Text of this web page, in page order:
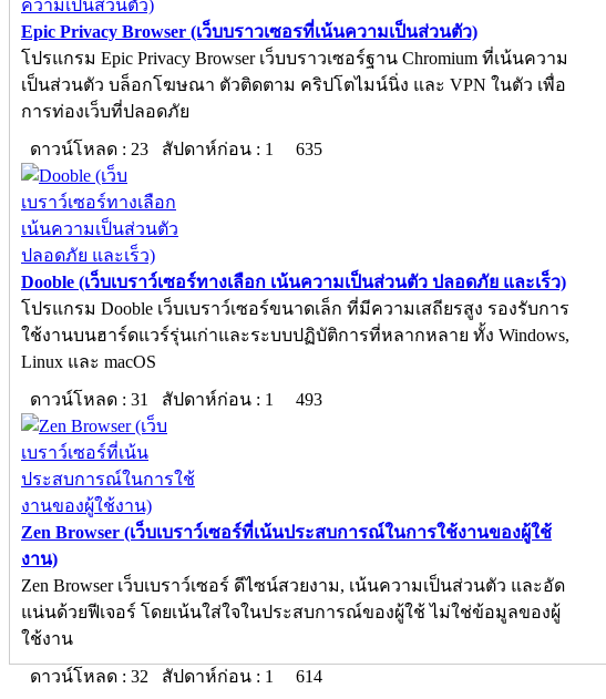
Epic Privacy Browser (เว็บบราวเซอรที่เน้นความเป็นส่วนตัว)
โปรแกรม Epic Privacy Browser เว็บบราวเซอร์ฐาน Chromium ที่เน้นความ
เป็นส่วนตัว บล็อกโฆษณา ตัวติดตาม คริปโตไมน์นิ่ง และ VPN ในตัว เพื่อ
การท่องเว็บที่ปลอดภัย
ดาวน์โหลด : 23 สัปดาห์ก่อน : 1
635
Dooble (เว็บเบราว์เซอร์ทางเลือก เน้นความเป็นส่วนตัว ปลอดภัย และเร็ว)
โปรแกรม Dooble เว็บเบราว์เซอร์ขนาดเล็ก ที่มีความเสถียรสูง รองรับการ
ใช้งานบนฮาร์ดแวร์รุ่นเก่าและระบบปฏิบัติการที่หลากหลาย ทั้ง Windows,
Linux และ macOS
ดาวน์โหลด : 31 สัปดาห์ก่อน : 1
493
Zen Browser (เว็บเบราว์เซอร์ที่เน้นประสบการณ์ในการใช้งานของผู้ใช้
งาน)
Zen Browser เว็บเบราว์เซอร์ ดีไซน์สวยงาม, เน้นความเป็นส่วนตัว และอัด
แน่นด้วยฟีเจอร์ โดยเน้นใส่ใจในประสบการณ์ของผู้ใช้ ไม่ใช่ข้อมูลของผู้
ใช้งาน
ดาวน์โหลด : 32 สัปดาห์ก่อน : 1
614